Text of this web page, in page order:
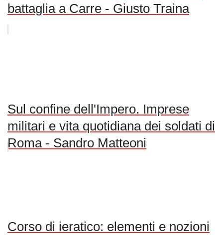
battaglia a Carre - Giusto Traina
Sul confine dell'Impero. Imprese
militari e vita quotidiana dei soldati di
Roma - Sandro Matteoni
Corso di ieratico: elementi e nozioni